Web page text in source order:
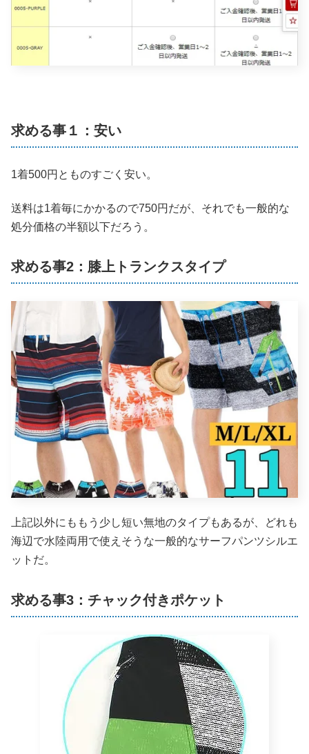
求める事１：安い
1着500円とものすごく安い。
送料は1着毎にかかるので750円だが、それでも一般的な
処分価格の半額以下だろう。
求める事2：膝上トランクスタイプ
上記以外にももう少し短い無地のタイプもあるが、どれも
海辺で水陸両用で使えそうな一般的なサーフパンツシルエ
ットだ。
求める事3：チャック付きポケット